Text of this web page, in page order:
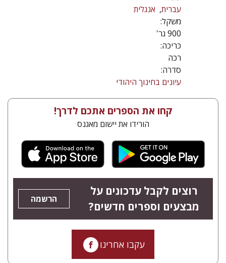
עברית אנגלית
משקל:
900 גר'
כריכה:
רכה
סדרה:
עיונים בחינוך היהודי
קחו את הספרים אתכם לדרך!
הורידו את יישום מאגנס
רוצים לקבל עדכונים על
מבצעים וספרים חדשים?
הרשמה
עקבו אחרינו